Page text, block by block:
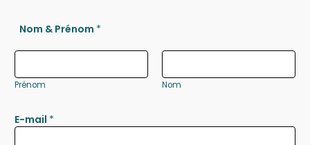
Nom & Prénom *
Prénom Nom
E-mail *